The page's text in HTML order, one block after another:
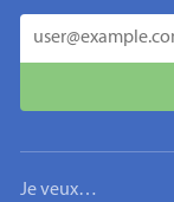
Je veux…